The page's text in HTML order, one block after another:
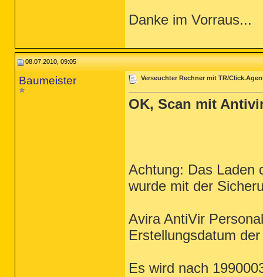
Danke im Vorraus...
08.07.2010, 09:05
Baumeister Verseuchter Rechner mit TR/
OK, Scan mit
Achtung: Das Laden
wurde mit der
Avira AntiVir Personal
Erstellungsdatum
Es wird nach